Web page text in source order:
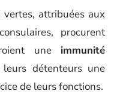
vertes, attribuées aux
procurent
une immunité
détenteurs une
de leurs fonctions.